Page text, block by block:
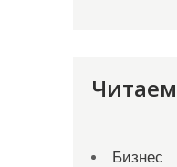
Бизнес